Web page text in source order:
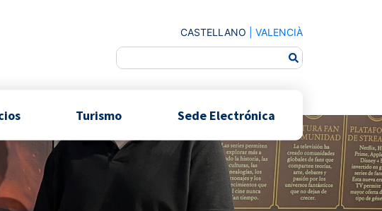
CASTELLANO VALENCIÀ
Turismo Sede Electrónica